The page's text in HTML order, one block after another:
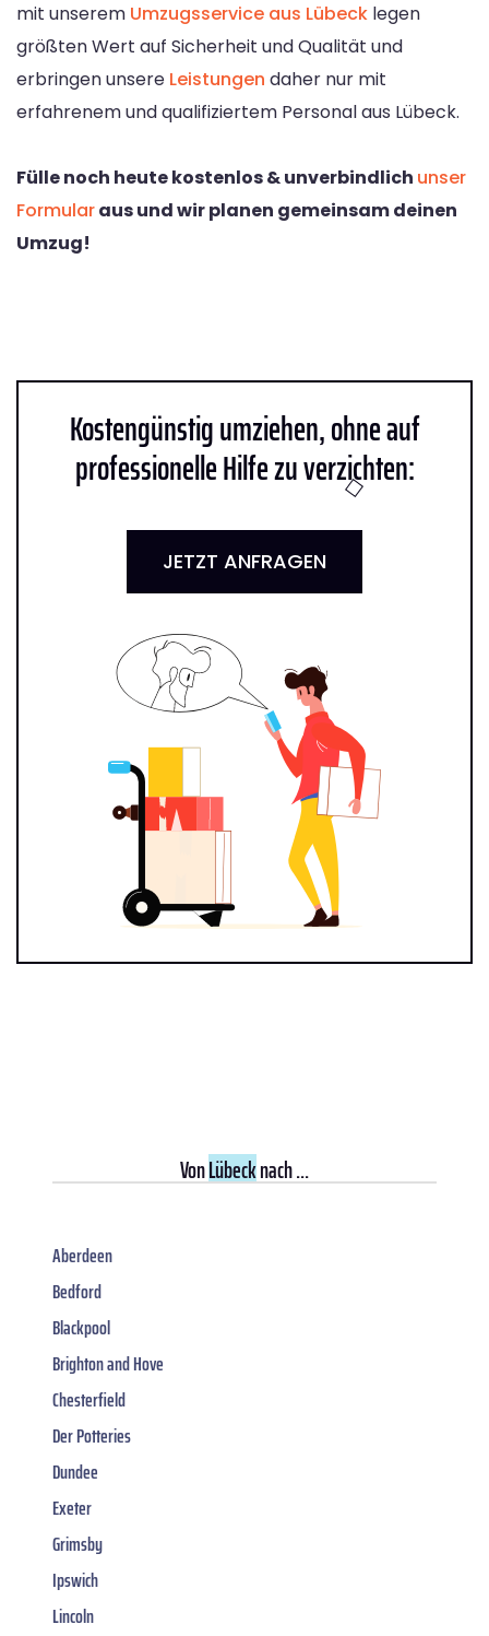
mit unserem Umzugsservice aus Lübeck legen
größten Wert auf Sicherheit und Qualität und
erbringen unsere Leistungen daher nur mit
erfahrenem und qualifiziertem Personal aus Lübeck.
Fülle noch heute kostenlos & unverbindlich unser
Formularaus und wir planen gemeinsam deinen
Umzug!
Kostengünstig umziehen, ohne auf
professionelle Hilfe zu verzichten:
JETZT ANFRAGEN
VonLübecknach ...
Aberdeen
Bedford
Blackpool
Brighton and Hove
Chesterfield
Der Potteries
Dundee
Exeter
Grimsby
Ipswich
Lincoln